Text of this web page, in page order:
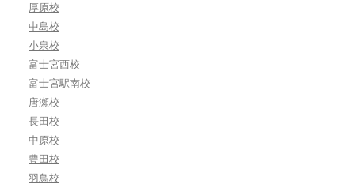
厚原校
中島校
小泉校
富士宮西校
富士宮駅南校
唐瀬校
長田校
中原校
豊田校
羽鳥校